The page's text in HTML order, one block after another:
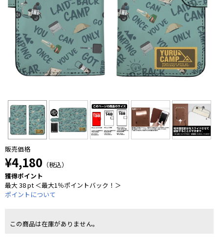
販売価格
¥4,180 （税込）
獲得ポイント
最大 38 pt ＜最大1％ポイントバック！＞
ポイントについて
この商品は在庫がありません。